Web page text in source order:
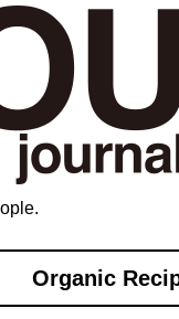
Organic